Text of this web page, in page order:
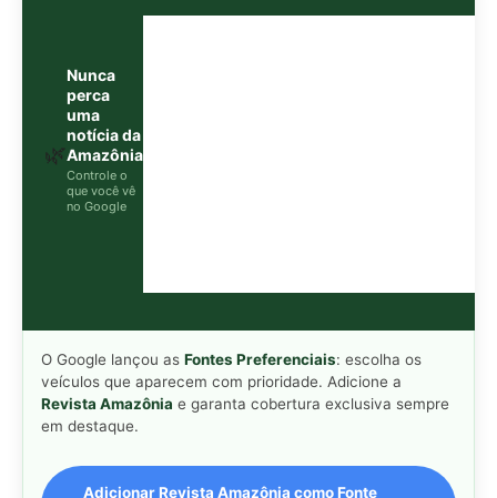
veículos que aparecem com prioridade. Adicione a
Adicionar Revista Amazônia como Fonte
Preferencial
Como funciona em 3 passos: